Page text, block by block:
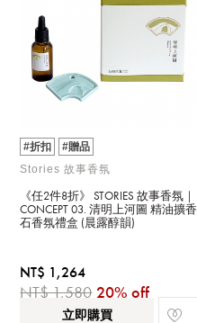
#折扣
#贈品
Stories 故事香氛
《任2件8折》 STORIES 故事香氛｜
CONCEPT 03. 清明上河圖 精油擴香
石香氛禮盒 (晨露醇韻)
NT$ 1,264
NT$ 1,580 20% off
立即購買